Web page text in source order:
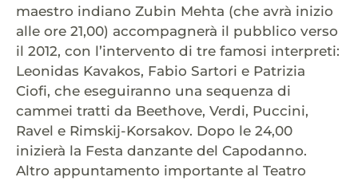
maestro indiano Zubin Mehta (che avrà inizio
alle ore 21,00) accompagnerà il pubblico verso
il 2012, con l’intervento di tre famosi interpreti:
Leonidas Kavakos, Fabio Sartori e Patrizia
Ciofi, che eseguiranno una sequenza di
cammei tratti da Beethove, Verdi, Puccini,
Ravel e Rimskij-Korsakov. Dopo le 24,00
inizierà la Festa danzante del Capodanno.
Altro appuntamento importante al Teatro